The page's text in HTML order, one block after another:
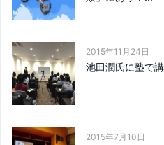
2015年11月24日
池田潤氏に塾で
2015年7月10日